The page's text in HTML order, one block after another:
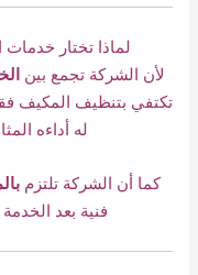
لماذا تختار
لأن الشركة تجمع بين
تكتفي بتنظيف المكيف
له أداءه
كما أن الشركة تلتزم
فنية بعد